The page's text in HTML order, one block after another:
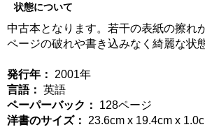
状態について
中古本となります。若干の表紙の擦れ
ページの破れや書き込みなく綺麗な状
発行年：
2001年
言語： 英語
ペーパーバック：
128ページ
洋書のサイズ：
23.6cm x 19.4cm x